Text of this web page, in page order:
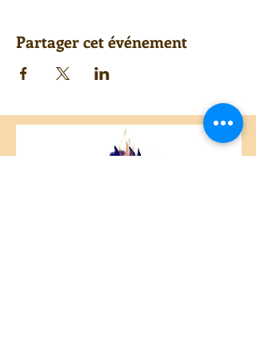
Partager cet événement